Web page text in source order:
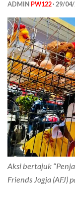
ADMIN PW122· 29/
Aksi bertajuk
Friends Jogja (AFJ)